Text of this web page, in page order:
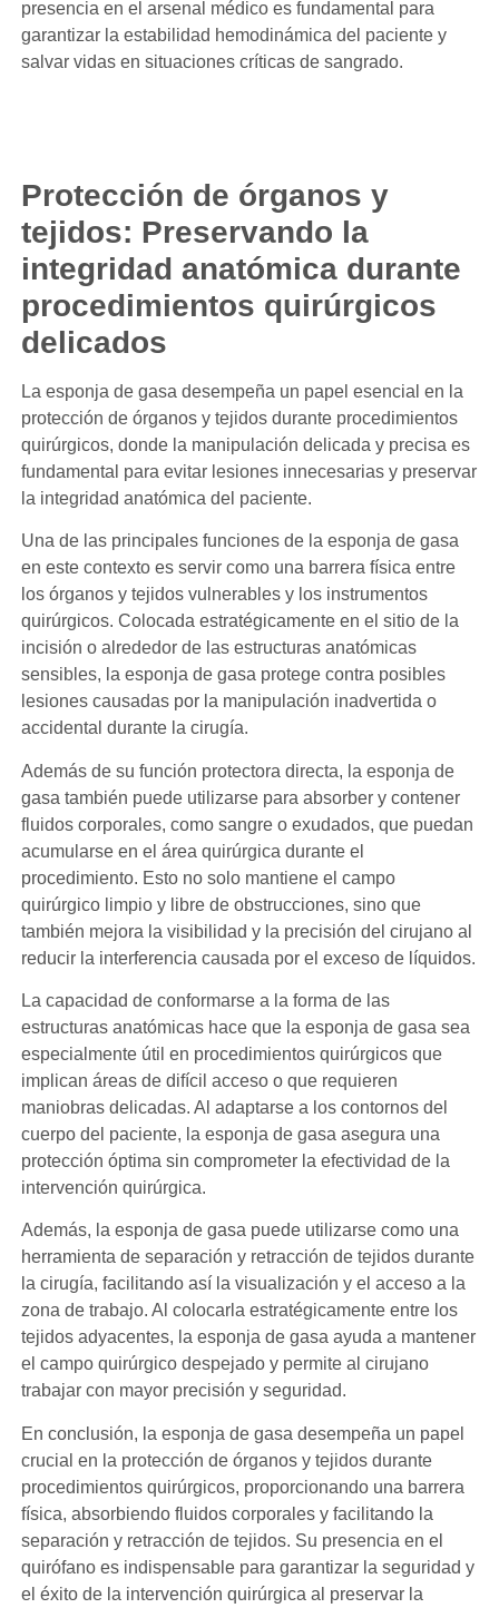
presencia en el arsenal médico es fundamental para
garantizar la estabilidad hemodinámica del paciente y
salvar vidas en situaciones críticas de sangrado.
Protección de órganos y
tejidos: Preservando la
integridad anatómica durante
procedimientos quirúrgicos
delicados
La esponja de gasa desempeña un papel esencial en la
protección de órganos y tejidos durante procedimientos
quirúrgicos, donde la manipulación delicada y precisa es
fundamental para evitar lesiones innecesarias y preservar
la integridad anatómica del paciente.
Una de las principales funciones de la esponja de gasa
en este contexto es servir como una barrera física entre
los órganos y tejidos vulnerables y los instrumentos
quirúrgicos. Colocada estratégicamente en el sitio de la
incisión o alrededor de las estructuras anatómicas
sensibles, la esponja de gasa protege contra posibles
lesiones causadas por la manipulación inadvertida o
accidental durante la cirugía.
Además de su función protectora directa, la esponja de
gasa también puede utilizarse para absorber y contener
fluidos corporales, como sangre o exudados, que puedan
acumularse en el área quirúrgica durante el
procedimiento. Esto no solo mantiene el campo
quirúrgico limpio y libre de obstrucciones, sino que
también mejora la visibilidad y la precisión del cirujano al
reducir la interferencia causada por el exceso de líquidos.
La capacidad de conformarse a la forma de las
estructuras anatómicas hace que la esponja de gasa sea
especialmente útil en procedimientos quirúrgicos que
implican áreas de difícil acceso o que requieren
maniobras delicadas. Al adaptarse a los contornos del
cuerpo del paciente, la esponja de gasa asegura una
protección óptima sin comprometer la efectividad de la
intervención quirúrgica.
Además, la esponja de gasa puede utilizarse como una
herramienta de separación y retracción de tejidos durante
la cirugía, facilitando así la visualización y el acceso a la
zona de trabajo. Al colocarla estratégicamente entre los
tejidos adyacentes, la esponja de gasa ayuda a mantener
el campo quirúrgico despejado y permite al cirujano
trabajar con mayor precisión y seguridad.
En conclusión, la esponja de gasa desempeña un papel
crucial en la protección de órganos y tejidos durante
procedimientos quirúrgicos, proporcionando una barrera
física, absorbiendo fluidos corporales y facilitando la
separación y retracción de tejidos. Su presencia en el
quirófano es indispensable para garantizar la seguridad y
el éxito de la intervención quirúrgica al preservar la